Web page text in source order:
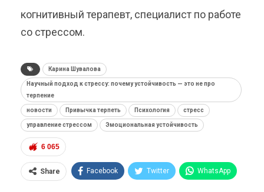
когнитивный терапевт, специалист по работе
со стрессом.
Карина Шувалова
Научный подход к стрессу: почему устойчивость — это не про
терпение
новости Привычка терпеть Психология стресс
управление стрессом Эмоциональная устойчивость
6 065
Share Facebook Twitter WhatsApp